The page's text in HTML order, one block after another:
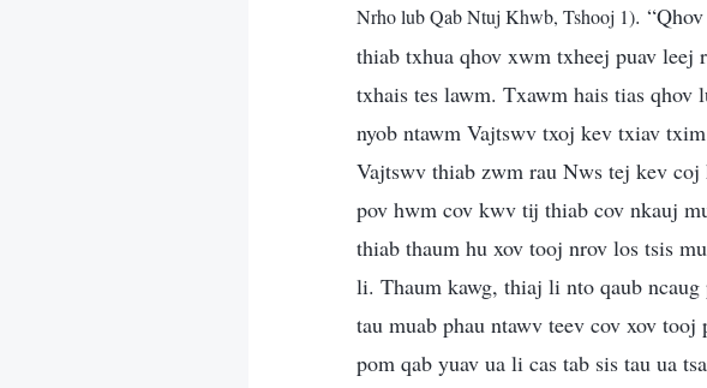
Nrho lub Qab Ntuj Khwb, Tshooj 1).
thiab txhua qhov xwm txheej puav leej
txhais tes lawm. Txawm hais tias
nyob ntawm Vajtswv txoj kev txiav
Vajtswv thiab zwm rau Nws tej kev
pov hwm cov kwv tij thiab cov nkauj
thiab thaum hu xov tooj nrov los tsis
li. Thaum kawg, thiaj li nto qaub
tau muab phau ntawv teev cov xov
pom qab yuav ua li cas tab sis tau ua